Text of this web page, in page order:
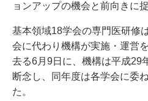
ョンアップの機会と前向きに
基本領域18学会の専門医研修
会に代わり機構が実施・運営
去る6月9日に、機構は平成29
断念し、同年度は各学会に委
た。